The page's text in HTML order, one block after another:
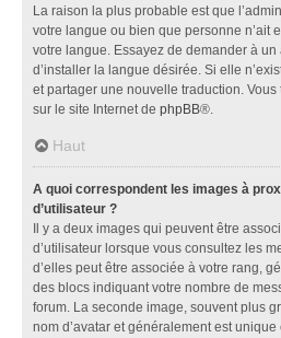
La raison la plus probable est que
votre langue ou bien que personne n’ait
votre langue. Essayez de demander à
d’installer la langue désirée. Si elle
et partager une nouvelle traduction. Vous
sur le site Internet de phpBB®.
Haut
A quoi correspondent les images à
d’utilisateur ?
Il y a deux images qui peuvent être
d’utilisateur lorsque vous consultez les
d’elles peut être associée à votre rang,
des blocs indiquant votre nombre de
forum. La seconde image, souvent plus
nom d’avatar et généralement est